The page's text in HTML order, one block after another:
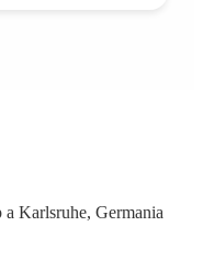
a Karlsruhe, Germania